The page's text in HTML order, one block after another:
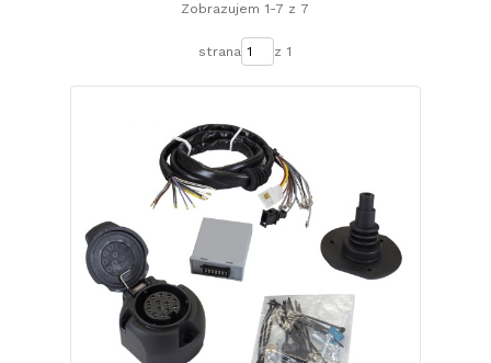
Zobrazujem 1-7 z 7
strana z 1